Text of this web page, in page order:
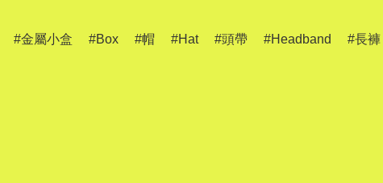
金屬小盒 Box 帽 Hat 頭帶 Headband 長褲